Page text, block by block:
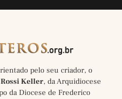
pelo seu criador, o
Keller, da Arquidiocese
da Diocese de Frederico